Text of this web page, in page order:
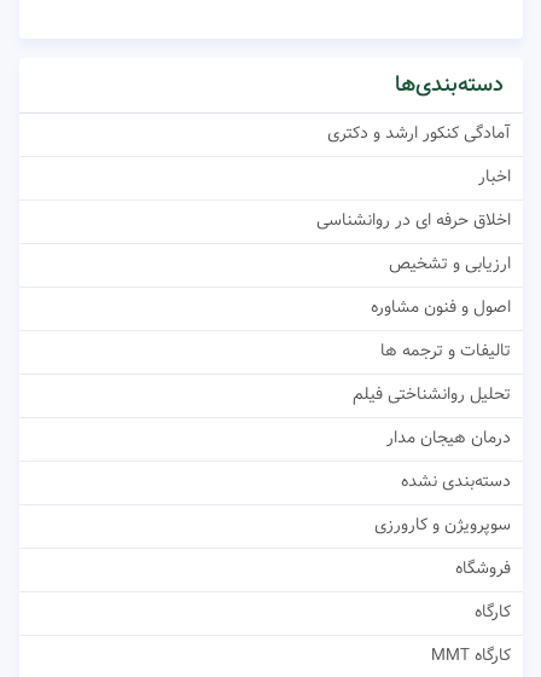
دسته‌بندی‌ها
آمادگی کنکور ارشد و دکتری
اخبار
اخلاق حرفه ای در روانشناسی
ارزیابی و تشخیص
اصول و فنون مشاوره
تالیفات و ترجمه ها
تحلیل روانشناختی فیلم
درمان هیجان مدار
دسته‌بندی نشده
سوپرویژن و کارورزی
فروشگاه
کارگاه
کارگاه MMT